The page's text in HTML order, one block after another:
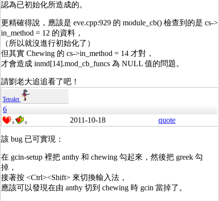
認為已初始化所造成的。
更精確得說，應該是 eve.cpp:929 的 module_cb() 檢查到的是 cs->
in_method = 12 的資料，
（所以就沒進行初始化了）
但其實 Chewing 的 cs->in_method = 14 才對，
才會造成 inmd[14].mod_cb_funcs 為 NULL 值的問題。
請劉老大追追看了吧！
Tetralet
6
0 0 2011-10-18 quote
該 bug 已可實現：
在 gcin-setup 裡把 anthy 和 chewing 勾起來，然後把 greek 勾
掉，
接著按 <Ctrl><Shift> 來切換輸入法，
應該可以發現在由 anthy 切到 chewing 時 gcin 當掉了。